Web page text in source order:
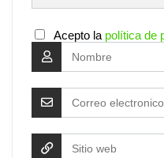
Acepto la política de